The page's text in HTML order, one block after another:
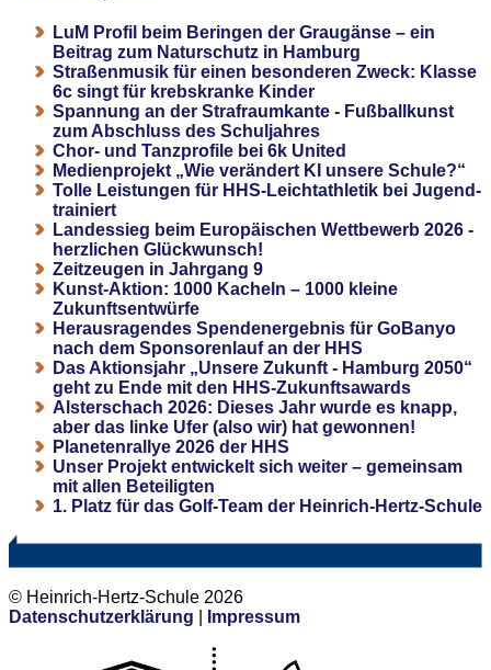
LuM Profil beim Beringen der Graugänse – ein
Beitrag zum Naturschutz in Hamburg
Straßenmusik für einen besonderen Zweck: Klasse
6c singt für krebskranke Kinder
Spannung an der Strafraumkante - Fußballkunst
zum Abschluss des Schuljahres
Chor- und Tanzprofile bei 6k United
Medienprojekt „Wie verändert KI unsere Schule?“
Tolle Leistungen für HHS-Leichtathletik bei Jugend-
trainiert
Landessieg beim Europäischen Wettbewerb 2026 -
herzlichen Glückwunsch!
Zeitzeugen in Jahrgang 9
Kunst-Aktion: 1000 Kacheln – 1000 kleine
Zukunftsentwürfe
Herausragendes Spendenergebnis für GoBanyo
nach dem Sponsorenlauf an der HHS
Das Aktionsjahr „Unsere Zukunft - Hamburg 2050“
geht zu Ende mit den HHS-Zukunftsawards
Alsterschach 2026: Dieses Jahr wurde es knapp,
aber das linke Ufer (also wir) hat gewonnen!
Planetenrallye 2026 der HHS
Unser Projekt entwickelt sich weiter – gemeinsam
mit allen Beteiligten
1. Platz für das Golf-Team der Heinrich-Hertz-Schule
© Heinrich-Hertz-Schule 2026
Datenschutzerklärung
Impressum